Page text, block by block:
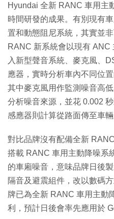
Hyundai 全新 RANC 車用主
時間研發的成果。有別現有
置和動態阻尼系統，其實並
RANC 新系統會以現有 ANC
入新型聲音系統、麥克風、
應器，實時分析車內不同位
其中麥克風用作監測噪音高
分析噪音來源，並花 0.002
感應器則計算從路面傳至車輛
對比品牌沒有配備全新
搭載 RANC 車用主動降噪系
的車廂噪音，意味品牌日後
隔音及避震組件，改以數碼
牌已為全新 RANC 車用主動
利，預計日後會率先應用於